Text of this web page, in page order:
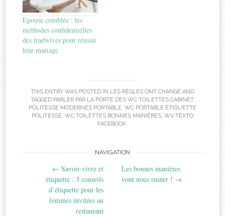
Epouse comblée : les
méthodes confidentielles
des tradwives pour réussir
leur mariage
THIS ENTRY WAS POSTED IN LES RÈGLES ONT CHANGÉ AND
TAGGED PARLER PAR LA PORTE DES WC TOILETTES CABINET,
POLITESSE MODERNES PORTABLE, WC PORTABLE ÉTIQUETTE
POLITESSE, WC TOILETTES BONNES MANIÈRES, WV TEXTO
FACEBOOK.
navigation
NAVIGATION
← Savoir-vivre et
étiquette : 3 conseils
d’étiquette pour les
femmes invitées au
restaurant
Les bonnes manières
vont nous ruiner ! →